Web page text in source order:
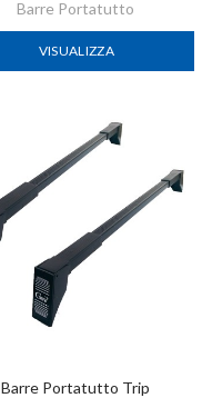
Barre Portatutto
VISUALIZZA
Barre Portatutto Trip